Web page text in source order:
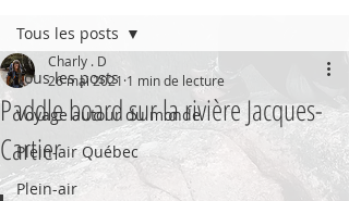
Tous les posts
Voyage autour du monde
Plein-air Québec
Plein-air
Tous les posts
Paddle board sur la rivière Jacques-
Cartier
Charly . D
26 mai 2021 1 min de lecture